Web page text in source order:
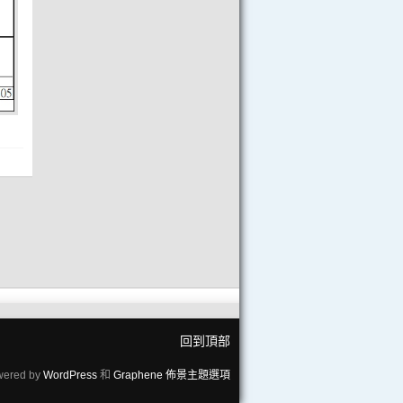
回到頂部
by WordPress 和 Graphene 佈景主題選項